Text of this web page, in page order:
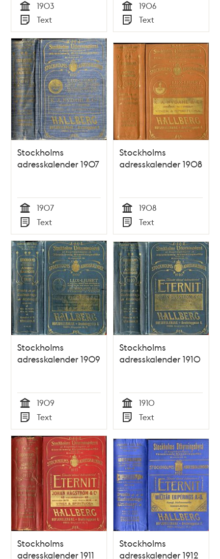
Tid
1903
Typ
Text Tid
1906
Typ
Text
Stockholms
adresskalender 1907
Tid
1907
Typ
Text
Stockholms
adresskalender 1908
Tid
1908
Typ
Text
Stockholms
adresskalender 1909
Tid
1909
Typ
Text
Stockholms
adresskalender 1910
Tid
1910
Typ
Text
Stockholms
adresskalender 1911
Stockholms
adresskalender 1912